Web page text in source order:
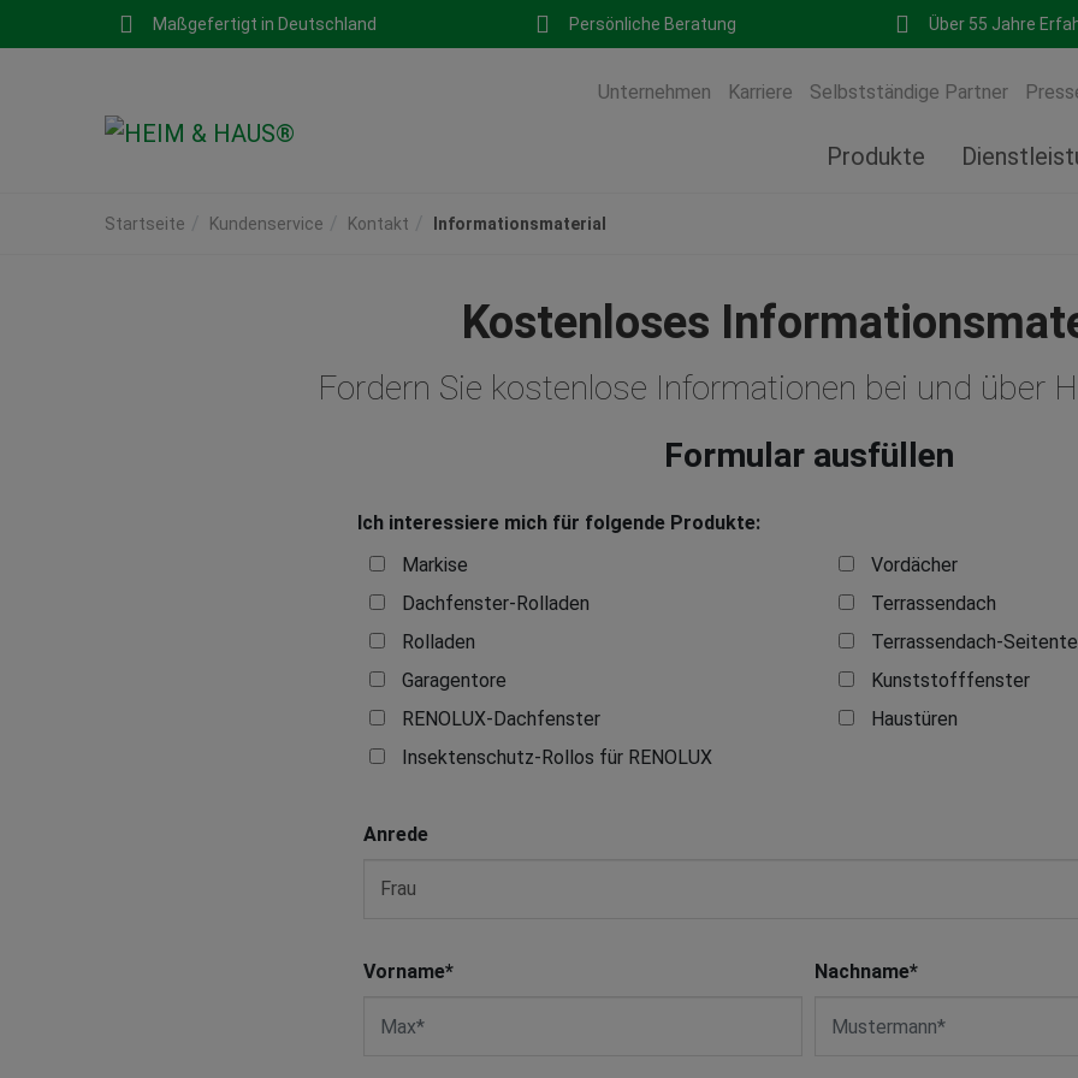
Maßgefertigt in Deutschland Persönliche Beratung Über 55 Jahre
Unternehmen Karriere Selbstständige Partner
Produkte
Startseite Kundenservice Kontakt Informationsmaterial
Kostenloses
Fordern Sie kostenlose Informationen bei und über
Formular ausfüllen
Ich interessiere mich für folgende Produkte:
Markise
Dachfenster-Rolladen
Rolladen
Garagentore
RENOLUX-Dachfenster
Insektenschutz-Rollos für RENOLUX
Vordächer
Terrassendach
Terrassendach-
Kunststofffenster
Haustüren
Anrede
Vorname* Nachname*